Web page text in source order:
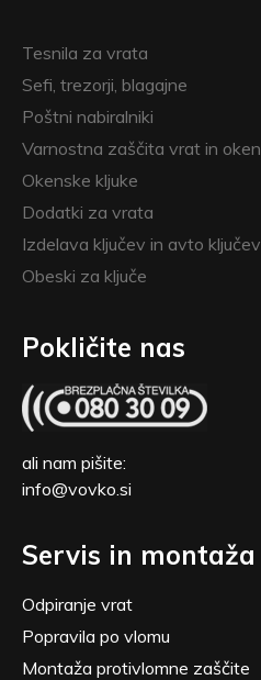
Tesnila za vrata
Sefi, trezorji, blagajne
Poštni nabiralniki
Varnostna zaščita vrat in oken
Okenske kljuke
Dodatki za vrata
Izdelava ključev in avto ključev
Obeski za ključe
Pokličite nas
ali nam pišite:
info@vovko.si
Servis in montaža
Odpiranje vrat
Popravila po vlomu
Montaža protivlomne zaščite